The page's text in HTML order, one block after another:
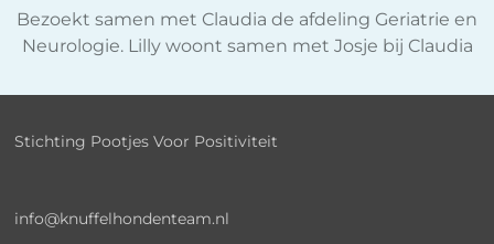
Bezoekt samen met Claudia de afdeling Geriatrie en
Neurologie. Lilly woont samen met Josje bij Claudia
Stichting Pootjes Voor Positiviteit
info@knuffelhondenteam.nl